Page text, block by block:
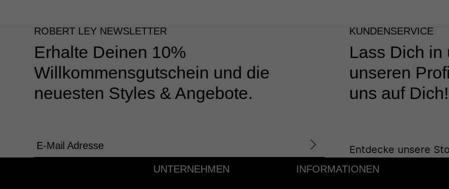
ROBERT LEY NEWSLETTER
Erhalte Deinen 10%
Willkommensgutschein und die
neuesten Styles & Angebote.
E-Mail Adresse
KUNDENSERVICE
Lass Dich in
unseren
uns auf Dich!
Entdecke unsere
UNTERNEHMEN INFORMATIONEN